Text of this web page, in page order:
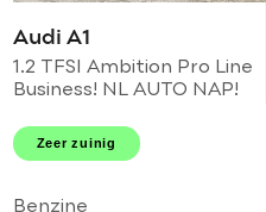
Audi A1
1.2 TFSI Ambition Pro Line
Business! NL AUTO NAP!
AIRCO l MTF-STUUR l 16'
LMV! 1e eigenaar l TOP!
Zeer zuinig
Benzine